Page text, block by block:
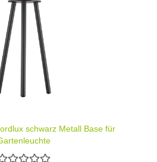
schwarz Metall Base für